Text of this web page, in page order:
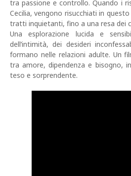
tra passione e controllo. Quando i
Cecilia, vengono risucchiati in
tratti inquietanti, fino a una resa dei
Una esplorazione lucida e
dell’intimità, dei desideri
formano nelle relazioni adulte. Un
tra amore, dipendenza e bisogno,
teso e sorprendente.